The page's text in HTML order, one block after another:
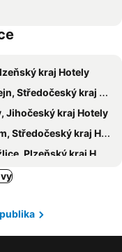
Kasperské Hory
kraj Hotely
Středočeský kraj Hotely
Jihočeský kraj Hotely
Středočeský kraj Hotely
Plzeňský kraj Hotely
Plzeňský kraj Hotely
Jihočeský kraj Hotely
Plzeňský kraj Hotely